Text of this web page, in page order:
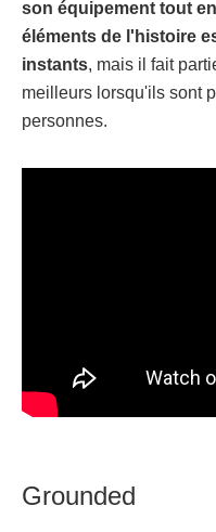
son équipement tout
éléments de l'histoire
instants, mais il fait
meilleurs lorsqu'ils sont
personnes.
Grounded